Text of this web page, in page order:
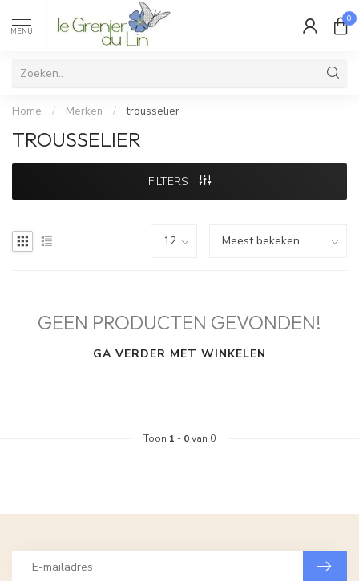
MENU
0
Home / Merken / trousselier
TROUSSELIER
FILTERS
GEEN PRODUCTEN GEVONDEN!
GA VERDER MET WINKELEN
Toon 1 - 0van 0